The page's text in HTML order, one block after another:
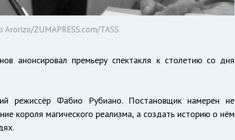
ZUMAPRESS.com/TASS
анонсировал премьеру спектакля к столетию со дня
режиссёр Фабио Рубиано. Постановщик намерен не
короля магического реализма, а создать историю о нём